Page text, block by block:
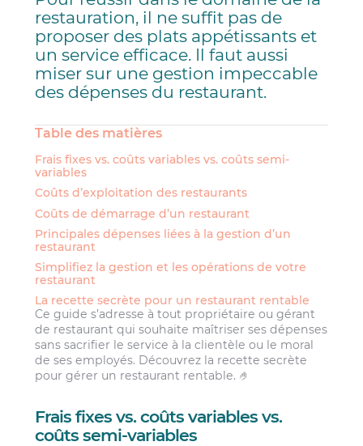
restauration, il ne suffit pas de
proposer des plats appétissants et
un service efficace. Il faut aussi
miser sur une gestion impeccable
des dépenses du restaurant.
Table des matières
Frais fixes vs. coûts variables vs. coûts semi-
variables
Coûts d’exploitation des restaurants
Coûts de démarrage d’un restaurant
Principales dépenses liées à la gestion d’un
restaurant
Simplifiez la gestion et les opérations de votre
restaurant
La recette secrète pour un restaurant rentable
Ce guide s’adresse à tout propriétaire ou gérant
de restaurant qui souhaite maîtriser ses dépenses
sans sacrifier le service à la clientèle ou le moral
de ses employés. Découvrez la recette secrète
pour gérer un restaurant rentable. 🤌
Frais fixes vs. coûts variables vs.
coûts semi-variables